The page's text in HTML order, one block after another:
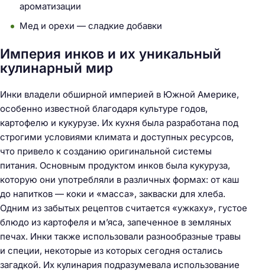
ароматизации
Мед и орехи — сладкие добавки
Империя инков и их уникальный
кулинарный мир
Инки владели обширной империей в Южной Америке,
особенно известной благодаря культуре годов,
картофелю и кукурузе. Их кухня была разработана под
строгими условиями климата и доступных ресурсов,
что привело к созданию оригинальной системы
питания. Основным продуктом инков была кукуруза,
которую они употребляли в различных формах: от каш
до напитков — коки и «масса», закваски для хлеба.
Одним из забытых рецептов считается «ужкаху», густое
блюдо из картофеля и м’яса, запеченное в земляных
печах. Инки также использовали разнообразные травы
и специи, некоторые из которых сегодня остались
загадкой. Их кулинария подразумевала использование
а
й
и
: